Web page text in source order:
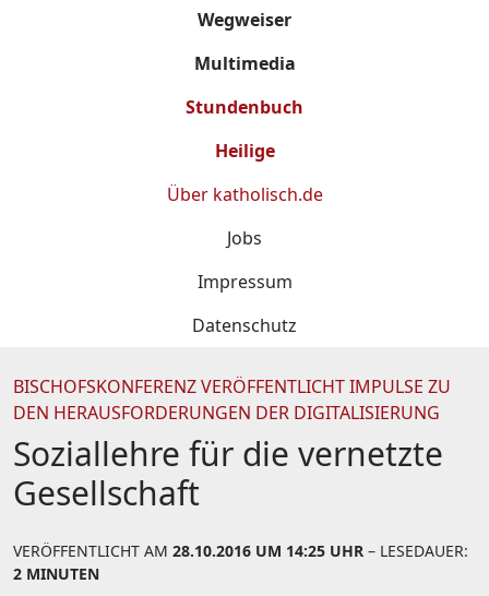
Wegweiser
Multimedia
Stundenbuch
Heilige
Über katholisch.de
Jobs
Impressum
Datenschutz
BISCHOFSKONFERENZ VERÖFFENTLICHT IMPULSE ZU
DEN HERAUSFORDERUNGEN DER DIGITALISIERUNG
Soziallehre für die vernetzte
Gesellschaft
VERÖFFENTLICHT AM 28.10.2016 UM 14:25 UHR – LESEDAUER:
2 MINUTEN